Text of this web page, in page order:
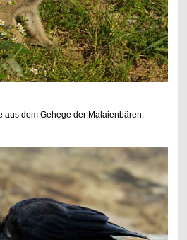
aus dem Gehege der Malaienbären.